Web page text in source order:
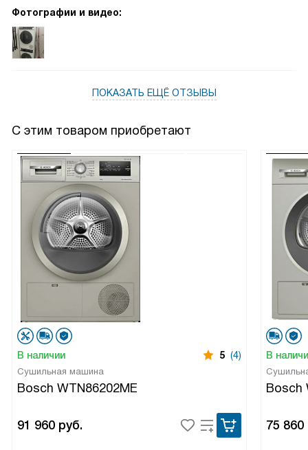
постельного белья и семейных загрузок, поэтому я реже
моющего средства реально экономит время: не думаю,
сколько и когда добавлять, и бельё всегда без полос. Раз
становятся менее мятыми, глажка заметно проще
Фотографии и видео:
ПОКАЗАТЬ ЕЩЁ ОТЗЫВЫ
С этим товаром приобретают
В наличии 5 (4)
Сушильная машина
Bosch WTN86202ME
91 960 руб.
В
Bosch
75 860